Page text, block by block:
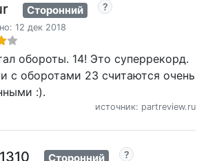
Сторонний
12 дек 2018
обороты. 14! Это суперрекорд.
с оборотами 23 считаются очень
:).
источник: partreview.ru
Сторонний